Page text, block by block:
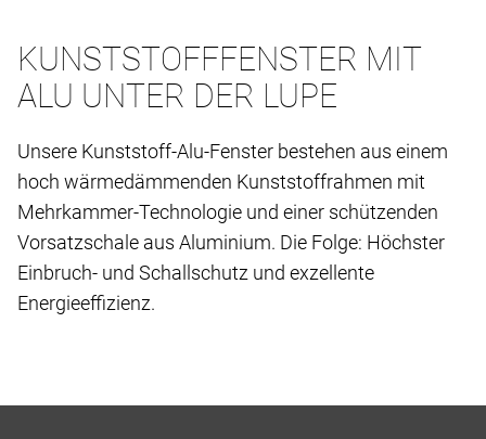
KUNSTSTOFFFENSTER MIT
ALU UNTER DER LUPE
Unsere Kunststoff-Alu-Fenster bestehen aus einem
hoch wärmedämmenden Kunststoffrahmen mit
Mehrkammer-Technologie und einer schützenden
Vorsatzschale aus Aluminium. Die Folge: Höchster
Einbruch- und Schallschutz und exzellente
Energieeffizienz.